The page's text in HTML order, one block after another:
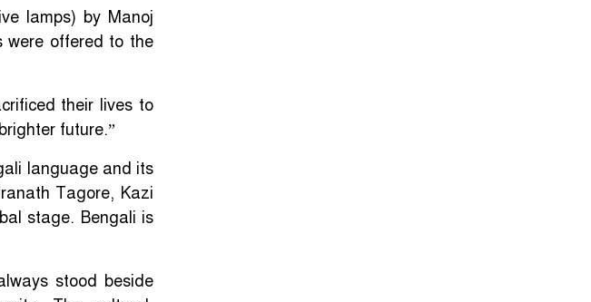
lamps) by Manoj
were offered to the
their lives to
future.”
language and its
Tagore, Kazi
stage. Bengali is
stood beside